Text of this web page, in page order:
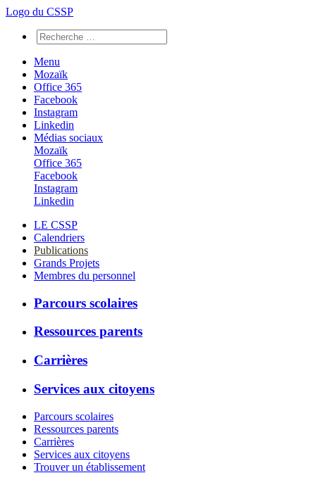
Logo du CSSP
Menu
Mozaïk
Office 365
Facebook
Instagram
Linkedin
Médias sociaux
Mozaïk
Office 365
Facebook
Instagram
Linkedin
LE CSSP
Calendriers
Publications
Grands Projets
Membres du personnel
Parcours scolaires
Ressources parents
Carrières
Services aux citoyens
Parcours scolaires
Ressources parents
Carrières
Services aux citoyens
Trouver un établissement